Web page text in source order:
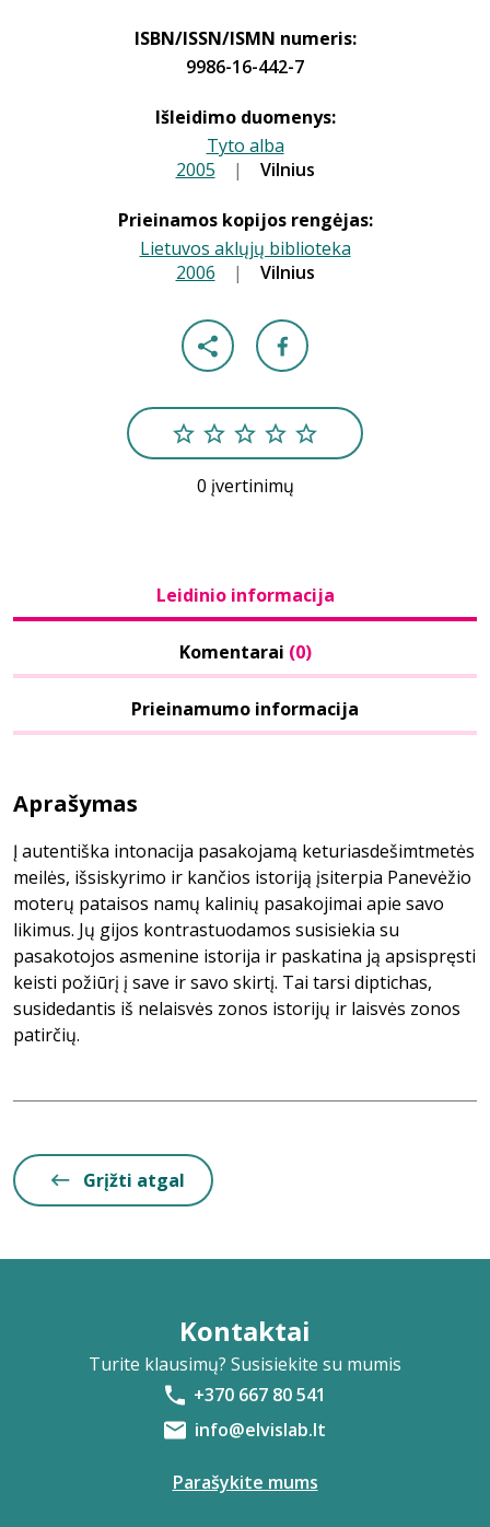
ISBN/ISSN/ISMN numeris:
9986-16-442-7
Išleidimo duomenys:
Tyto alba
2005 | Vilnius
Prieinamos kopijos rengėjas:
Lietuvos aklųjų biblioteka
2006 | Vilnius
0 įvertinimų
Leidinio informacija
Komentarai (0)
Prieinamumo informacija
Aprašymas
Į autentiška intonacija pasakojamą keturiasdešimtmetės
meilės, išsiskyrimo ir kančios istoriją įsiterpia Panevėžio
moterų pataisos namų kalinių pasakojimai apie savo
likimus. Jų gijos kontrastuodamos susisiekia su
pasakotojos asmenine istorija ir paskatina ją apsispręsti
keisti požiūrį į save ir savo skirtį. Tai tarsi diptichas,
susidedantis iš nelaisvės zonos istorijų ir laisvės zonos
patirčių.
Grįžti atgal
Kontaktai
Turite klausimų? Susisiekite su mumis
+370 667 80 541
info@elvislab.lt
Parašykite mums